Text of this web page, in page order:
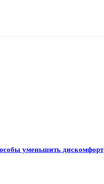
уменьшить дискомфорт